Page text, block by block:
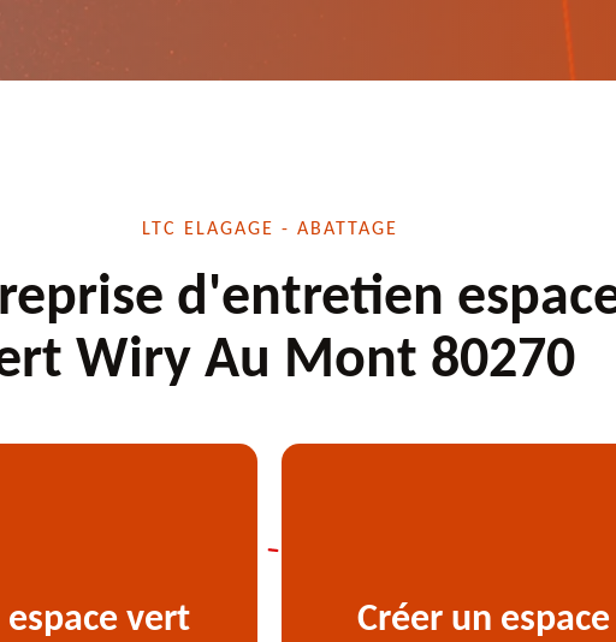
LTC ELAGAGE - ABATTAGE
d'entretien
Wiry Au Mont 80270
vert
Créer un